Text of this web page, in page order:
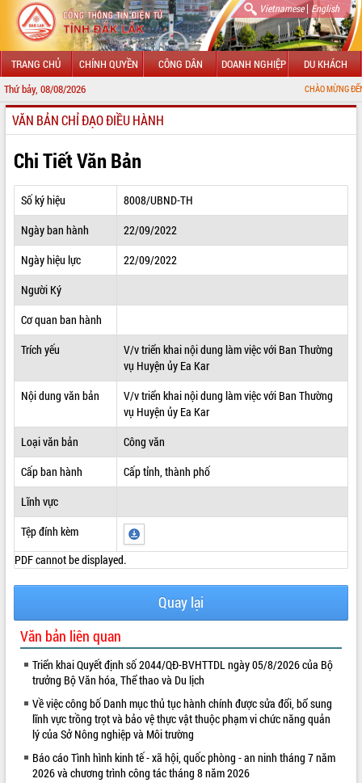
Vietnamese| English
TRANG CHỦ CHÍNH QUYỀN CÔNG DÂN DOANH NGHIỆP DU KHÁCH
Thứ bảy, 08/08/2026 CHÀO MỪNG ĐẾN VỚI CỔNG
GIỚI THIỆU
LÃNH ĐẠO UBND TỈNH
TIN TỨC SỰ KIỆN
SỞ, BAN, NGÀNH
THÔNG TIN CHỈ ĐẠO ĐIỀU HÀNH
HỆ THỐNG VĂN BẢN
VĂN BẢN HĐND TỈNH
ĐIỂM TIN VĂN BẢN
VIDEO
Không có file video nào để phát.
VĂN BẢN CHỈ ĐẠO ĐIỀU HÀNH
Chi Tiết Văn Bản
Số ký hiệu
8008/UBND-TH
Ngày ban hành
22/09/2022
Ngày hiệu lực
22/09/2022
Người Ký
Cơ quan ban hành
Trích yếu
V/v triển khai nội dung làm việc với Ban Thường
vụ Huyện ủy Ea Kar
Nội dung văn bản
V/v triển khai nội dung làm việc với Ban Thường
vụ Huyện ủy Ea Kar
Loại văn bản
Công văn
Cấp ban hành
Cấp tỉnh, thành phố
Lĩnh vực
Tệp đính kèm
PDF cannot be displayed.
Quay lại
Văn bản liên quan
Triển khai Quyết định số 2044/QĐ-BVHTTDL ngày 05/8/2026 của Bộ
trưởng Bộ Văn hóa, Thể thao và Du lịch
Về việc công bố Danh mục thủ tục hành chính được sửa đổi, bổ sung
lĩnh vực trồng trọt và bảo vệ thực vật thuộc phạm vi chức năng quản
lý của Sở Nông nghiệp và Môi trường
Báo cáo Tình hình kinh tế - xã hội, quốc phòng - an ninh tháng 7 năm
2026 và chương trình công tác tháng 8 năm 2026